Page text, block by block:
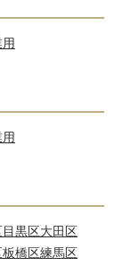
目黒区大田区
板橋区練馬区